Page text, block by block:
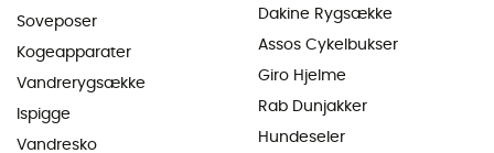
Soveposer
Kogeapparater
Vandrerygsække
Ispigge
Vandresko
Dakine Rygsække
Assos Cykelbukser
Giro Hjelme
Rab Dunjakker
Hundeseler